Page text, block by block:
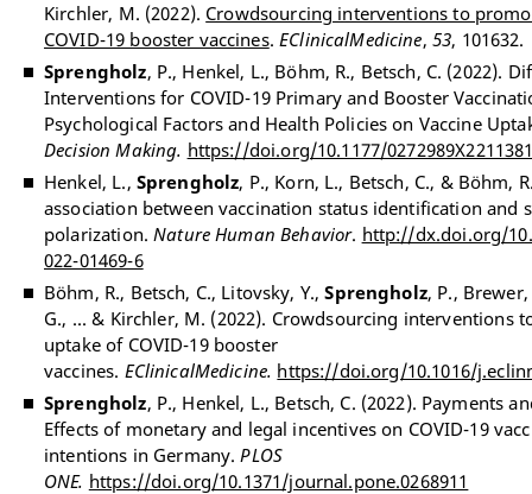
Kirchler, M. (2022). Crowdsourcing interventions to
COVID-19 booster vaccines.EClinicalMedicine, 53, 101632.
Sprengholz, P., Henkel, L., Böhm, R., Betsch, C. (2022).
Interventions for COVID-19 Primary and Booster
Psychological Factors and Health Policies on Vaccine
Decision Making. https://doi.org/10.1177/
Henkel, L., Sprengholz, P., Korn, L., Betsch, C., & Böhm,
association between vaccination status identification and
polarization.Nature Human Behavior. http://dx.doi.org/
022-01469-6
Böhm, R., Betsch, C., Litovsky, Y.,Sprengholz, P.,
G., ... & Kirchler, M. (2022). Crowdsourcing interventions
uptake of COVID-19 booster
vaccines. EClinicalMedicine. https://doi.org/10.1016/
Sprengholz, P., Henkel, L., Betsch, C. (2022). Payments
Effects of monetary and legal incentives on COVID-19
intentions in Germany.PLOS
ONE. https://doi.org/10.1371/journal.pone.0268911